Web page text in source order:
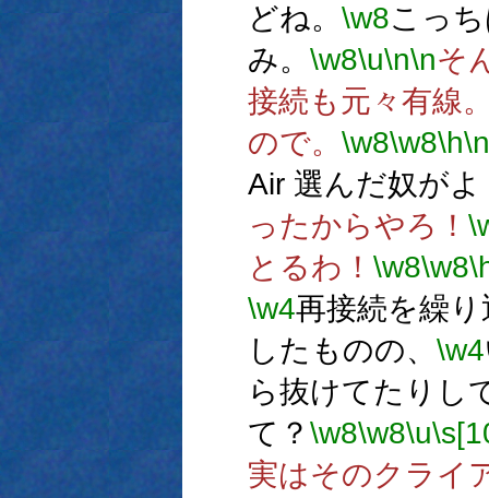
どね。 \w8こっ
み。 \w8\u\n\nそ
接続も元々有線
ので。 \w8\w8\h\n
Air 選んだ奴が
ったからやろ！
とるわ！ \w8\w8
\w4再接続を繰
したものの、 \w4
ら抜けてたりし
て？ \w8\w8\u
実はそのクライ